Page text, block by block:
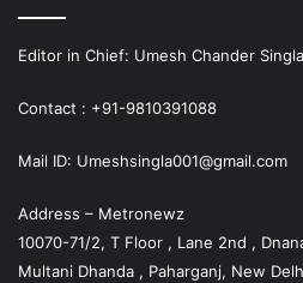
Editor in Chief: Umesh Chander Singla
Contact : +91-9810391088
Mail ID: Umeshsingla001@gmail.com
Address – Metronewz
10070-71/2, T Floor , Lane 2nd ,
Multani Dhanda , Paharganj, New